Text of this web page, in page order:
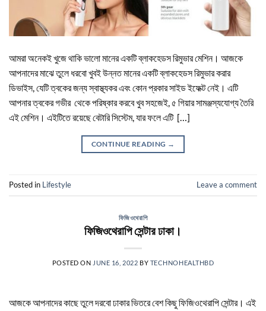
আমরা অনেকই খুজে থাকি ভালো মানের একটি ব্লাকহেডস রিমুভার মেশিন। আজকে
আপনাদের মাঝে তুলে ধরবো খুবই উন্নত মানের একটি ব্লাকহেডস রিমুভার করার
ডিভাইস, যেটি ত্বকের জন্য স্বাস্থ্যকর এবং কোন প্রকার সাইড ইফেক্ট নেই। এটি
আপনার ত্বকের গভীর থেকে পরিষ্কার করবে খুব সহজেই, ৫ গিয়ার সামঞ্জস্যযোগ্য তৈরি
এই মেশিন। এইটিতে রয়েছে বেটারি সিস্টেম, যার ফলে এটি […]
CONTINUE READING →
Posted in Lifestyle Leave a comment
ফিজিওথেরাপি
ফিজিওথেরাপি সেন্টার ঢাকা।
POSTED ON JUNE 16, 2022 BY TECHNOHEALTHBD
আজকে আপনাদের কাছে তুলে দরবো ঢাকার ভিতরে বেশ কিছু ফিজিওথেরাপি সেন্টার। এই